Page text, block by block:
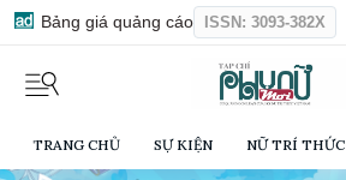
Bảng giá quảng cáo ISSN: 3093-382X
TRANG CHỦ SỰ KIỆN NỮ TRÍ THỨC